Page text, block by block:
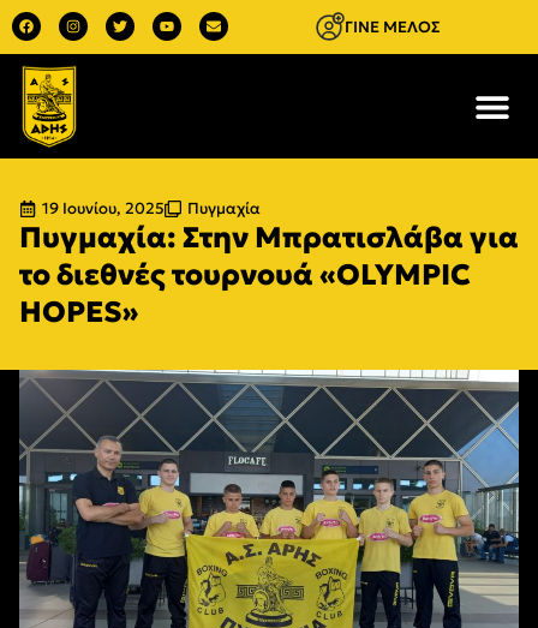
ΓΙΝΕ ΜΕΛΟΣ
19 Ιουνίου, 2025 Πυγμαχία
Πυγμαχία: Στην Μπρατισλάβα για
το διεθνές τουρνουά «OLYMPIC
HOPES»